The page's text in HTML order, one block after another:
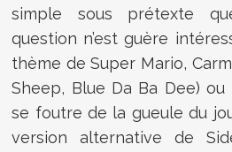
simple sous prétexte
question n’est guère
thème de Super Mario,
Sheep, Blue Da Ba Dee)
se foutre de la gueule du
version alternative de